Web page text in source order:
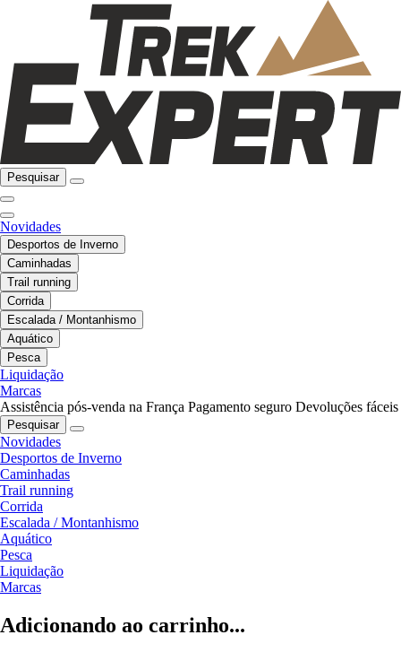
Pesquisar
Novidades
Desportos de Inverno
Caminhadas
Trail running
Corrida
Escalada / Montanhismo
Aquático
Pesca
Liquidação
Marcas
Assistência pós-venda na França Pagamento seguro Devoluções fáceis
Pesquisar
Novidades
Desportos de Inverno
Caminhadas
Trail running
Corrida
Escalada / Montanhismo
Aquático
Pesca
Liquidação
Marcas
Adicionando ao carrinho...